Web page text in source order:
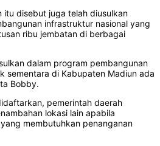
itu disebut juga telah diusulkan
infrastruktur nasional yang
ribu jembatan di berbagai
dalam program pembangunan
sementara di Kabupaten Madiun ada
Bobby.
pemerintah daerah
lokasi lain apabila
membutuhkan penanganan